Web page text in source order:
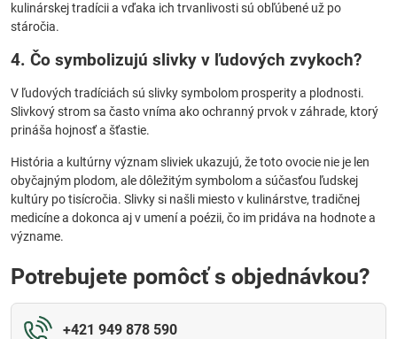
kulinárskej tradícii a vďaka ich trvanlivosti sú obľúbené už po
stáročia.
4. Čo symbolizujú slivky v ľudových zvykoch?
V ľudových tradíciách sú slivky symbolom prosperity a plodnosti.
Slivkový strom sa často vníma ako ochranný prvok v záhrade, ktorý
prináša hojnosť a šťastie.
História a kultúrny význam sliviek ukazujú, že toto ovocie nie je len
obyčajným plodom, ale dôležitým symbolom a súčasťou ľudskej
kultúry po tisícročia. Slivky si našli miesto v kulinárstve, tradičnej
medicíne a dokonca aj v umení a poézii, čo im pridáva na hodnote a
význame.
Potrebujete pomôcť s objednávkou?
+421 949 878 590